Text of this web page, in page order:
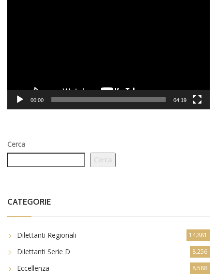
00:00 04:19
Cerca
Cerca
CATEGORIE
Dilettanti Regionali 14.881
Dilettanti Serie D 8.256
Eccellenza 8.588